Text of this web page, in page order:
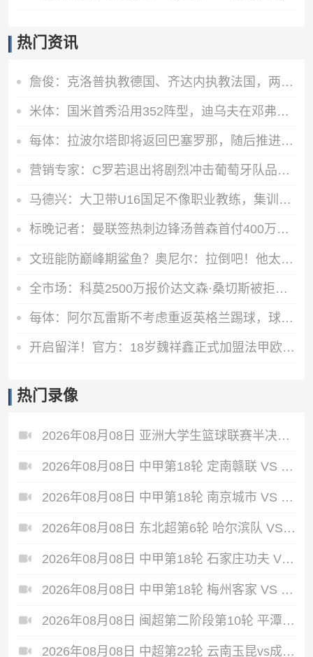
热门资讯
詹俊：克洛普执教德国、齐达内执教法国，两年后的欧洲杯好看了！
米体：国米首秀沿用352阵型，迪乌夫在邓弗里斯的位置上表现出色
每体：拉波尔塔即将返回巴塞罗那，随后推进阿德耶米、小蜘蛛转会
营销专家：C罗若退出将剧烈冲击葡萄牙队品牌形象 他价值远超全队
马德兴：大卫带U16国足不像职业教练，集训像队员们难得的假期
标晚记者：曼联签热刺边锋汤普森首付400万镑，外加400万镑浮动
文班能防巅峰期鲨鱼？奥尼尔：拉倒吧！他太单薄了&1v1我无人能挡
全市场：科莫2500万报价达文森·桑切斯被拒，加拉塔萨雷要3000万
每体：阿尔瓦雷斯不考虑重返英格兰踢球，球员只想加盟巴萨
开启留洋！官方：18岁魏祥鑫正式加盟法甲欧塞尔，签下5年合同
热门录像
2026年08月08日 亚洲大学生篮球联赛半决赛 政治大学 VS 早稻田大学 全场录像
2026年08月08日 中甲第18轮 定南赣联 VS 大连鲲城 全场录像
2026年08月08日 中甲第18轮 南京城市 VS 南通支云 全场录像
2026年08月08日 东北超第6轮 哈尔滨队 VS 通辽队 全场录像
2026年08月08日 中甲第18轮 石家庄功夫 VS 陕西联合 全场录像
2026年08月08日 中甲第18轮 梅州客家 VS 佛山南狮 全场录像
2026年08月08日 闽超第二阶段第10轮 平潭队 VS 漳州队 全场录像
2026年08月08日 中超第22轮 云南玉昆vs成都蓉城 全场录像